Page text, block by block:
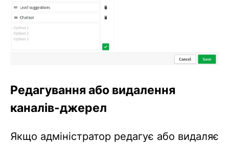
Редагування або видалення
каналів-джерел
Якщо адміністратор редагує або видаляє